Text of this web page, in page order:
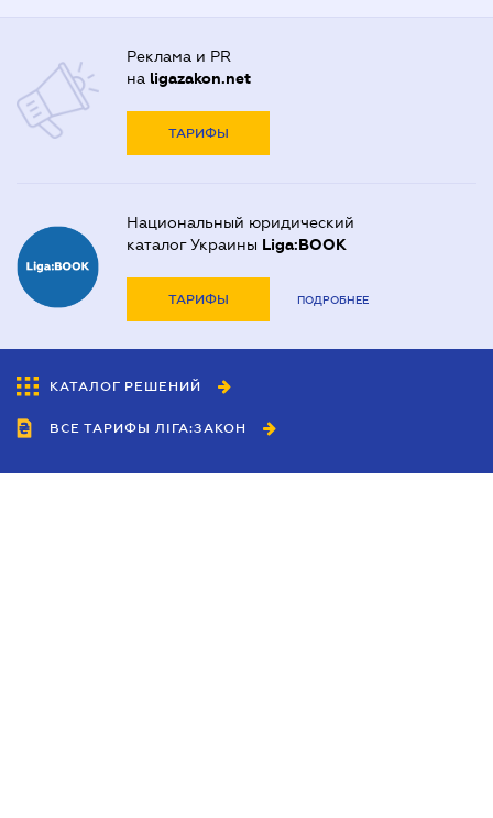
Реклама и PR
на ligazakon.net
ТАРИФЫ
Национальный юридический
каталог Украины Liga:BOOK
ТАРИФЫ ПОДРОБНЕЕ
КАТАЛОГ РЕШЕНИЙ
ВСЕ ТАРИФЫ ЛІГА:ЗАКОН